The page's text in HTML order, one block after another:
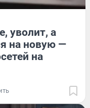
уволит, а
на новую —
на